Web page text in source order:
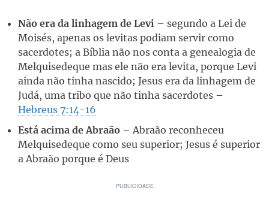
Não era da linhagem de Levi – segundo a Lei de
Moisés, apenas os levitas podiam servir como
sacerdotes; a Bíblia não nos conta a genealogia de
Melquisedeque mas ele não era levita, porque Levi
ainda não tinha nascido; Jesus era da linhagem de
Judá, uma tribo que não tinha sacerdotes –
Hebreus 7:14-16
Está acima de Abraão – Abraão reconheceu
Melquisedeque como seu superior; Jesus é superior
a Abraão porque é Deus